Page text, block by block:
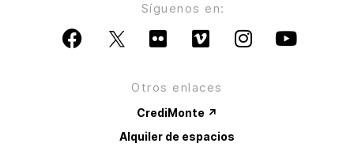
Síguenos en:
Otros enlaces
CrediMonte ↗
Alquiler de espacios